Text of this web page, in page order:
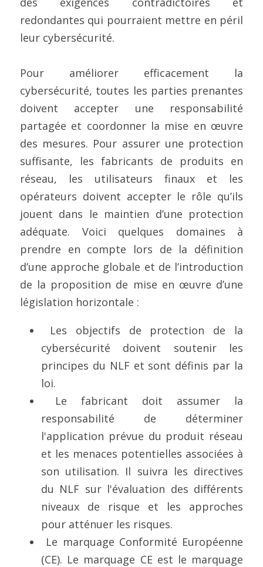
redondantes qui pourraient mettre en péril
leur cybersécurité.
Pour améliorer efficacement la
cybersécurité, toutes les parties prenantes
doivent accepter une responsabilité
partagée et coordonner la mise en œuvre
des mesures. Pour assurer une protection
suffisante, les fabricants de produits en
réseau, les utilisateurs finaux et les
opérateurs doivent accepter le rôle qu’ils
jouent dans le maintien d’une protection
adéquate. Voici quelques domaines à
prendre en compte lors de la définition
d’une approche globale et de l’introduction
de la proposition de mise en œuvre d’une
législation horizontale :
cybersécurité doivent soutenir les
principes du NLF et sont définis par la
loi.
responsabilité de déterminer
l'application prévue du produit réseau
et les menaces potentielles associées à
son utilisation. Il suivra les directives
du NLF sur l'évaluation des différents
niveaux de risque et les approches
pour atténuer les risques.
(CE). Le marquage CE est le marquage